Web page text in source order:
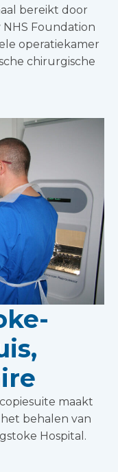
bereikt door
Foundation
operatiekamer
chirurgische
maakt
behalen van
Hospital.